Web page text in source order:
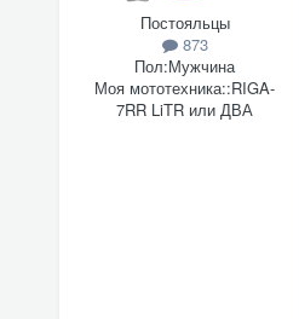
Постояльцы
873
Пол:Мужчина
Моя мототехника::RIGA-
7RR LiTR или ДВА